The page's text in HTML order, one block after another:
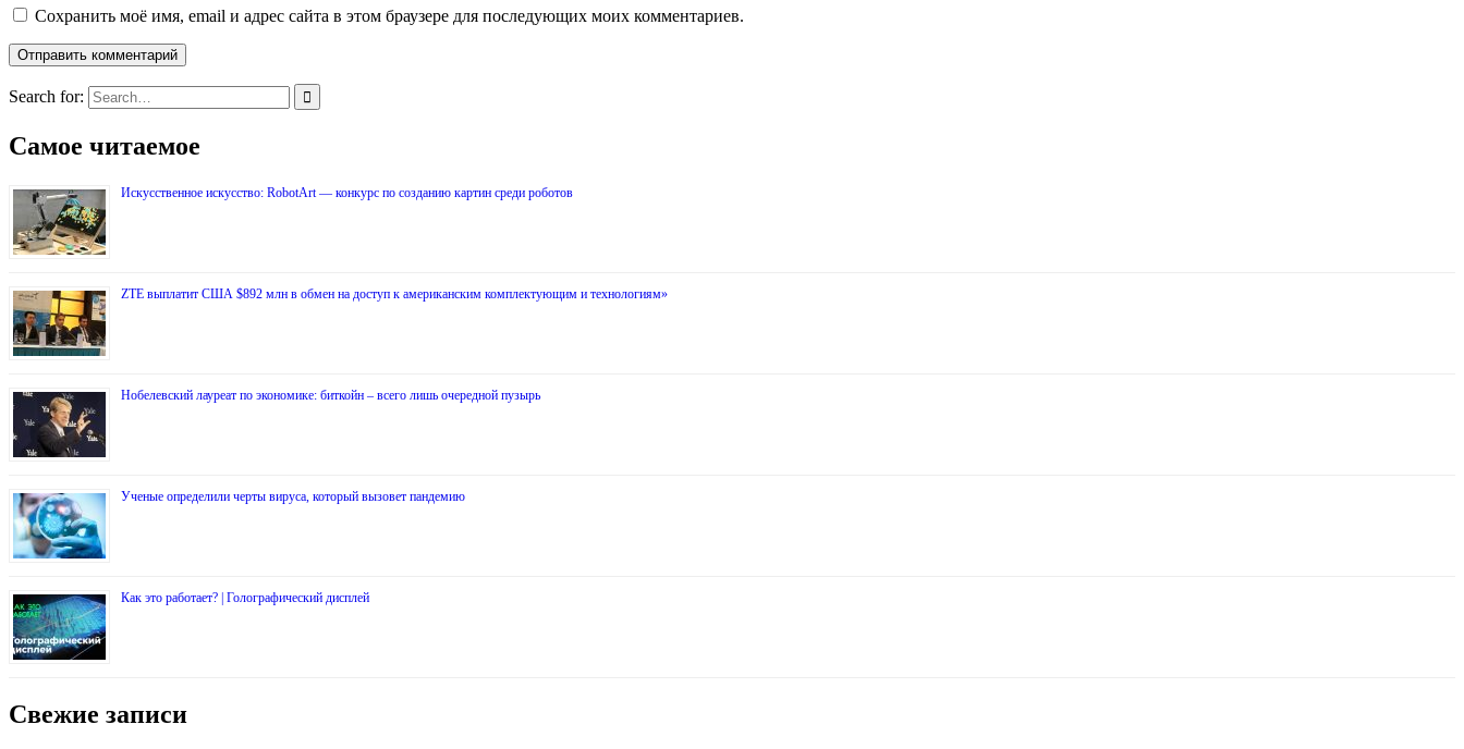
Сохранить моё имя, email и адрес сайта в этом браузере для последующих моих комментариев.
Search for:
Самое читаемое
Искусственное искусство: RobotArt — конкурс по созданию картин среди роботов
ZTE выплатит США $892 млн в обмен на доступ к американским комплектующим и технологиям»
Нобелевский лауреат по экономике: биткойн – всего лишь очередной пузырь
Ученые определили черты вируса, который вызовет пандемию
Как это работает? | Голографический дисплей
Свежие записи